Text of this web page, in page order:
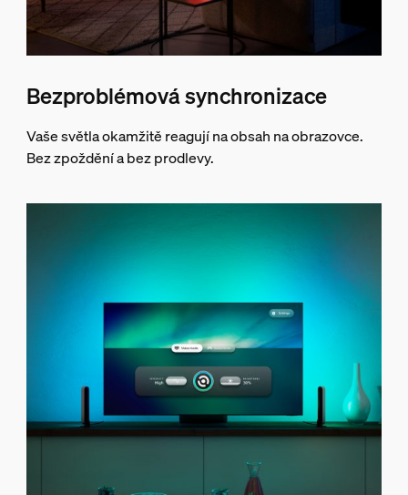
Bezproblémová synchronizace
Vaše světla okamžitě reagují na obsah na obrazovce.
Bez zpoždění a bez prodlevy.